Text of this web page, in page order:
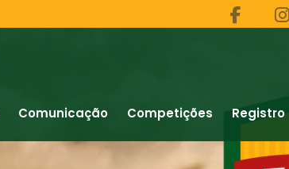
Comunicação Competições Registro